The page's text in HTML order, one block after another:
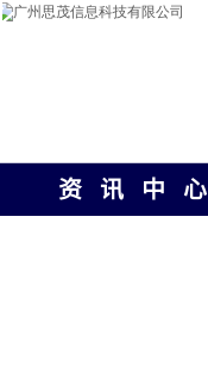
资 讯 中 心